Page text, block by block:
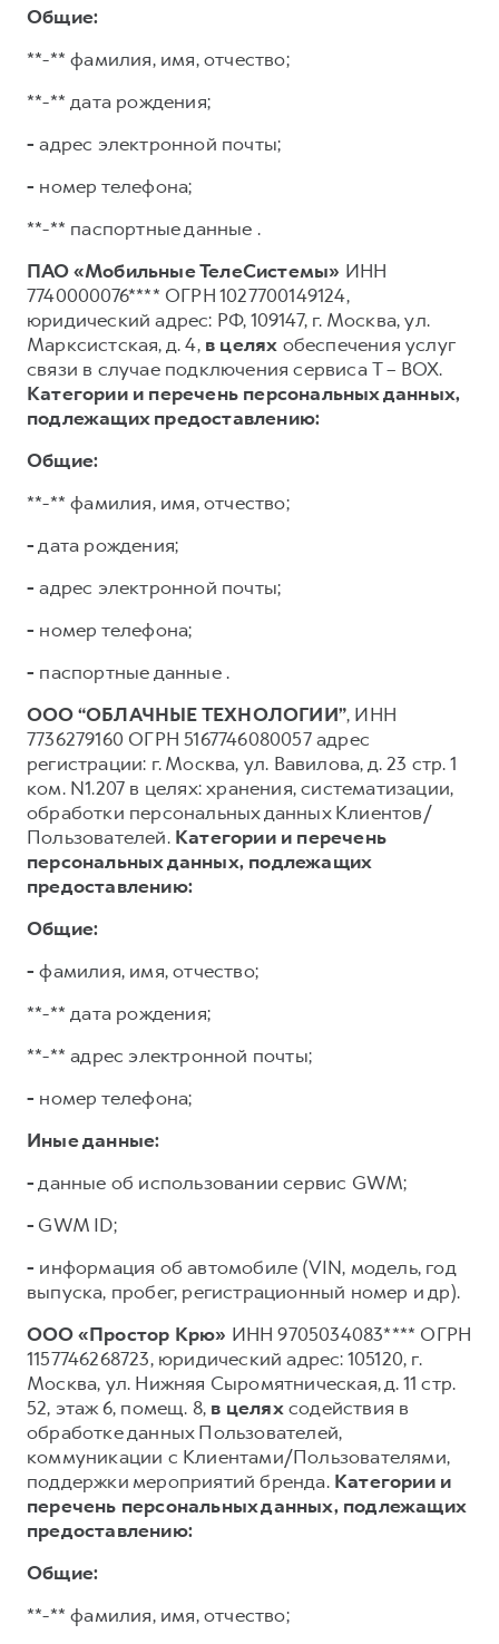
Общие:
**-** фамилия, имя, отчество;
**-** дата рождения;
- адрес электронной почты;
- номер телефона;
**-** паспортные данные .
ПАО «Мобильные ТелеСистемы» ИНН
7740000076**** ОГРН 1027700149124,
юридический адрес: РФ, 109147, г. Москва, ул.
Марксистская, д. 4, в целях обеспечения услуг
связи в случае подключения сервиса T – BOX.
Категории и перечень персональных данных,
подлежащих предоставлению:
Общие:
**-** фамилия, имя, отчество;
-дата рождения;
- адрес электронной почты;
- номер телефона;
- паспортные данные .
ООО “ОБЛАЧНЫЕ ТЕХНОЛОГИИ”, ИНН
7736279160 ОГРН 5167746080057 адрес
регистрации: г. Москва, ул. Вавилова, д. 23 стр. 1
ком. N1.207 в целях: хранения, систематизации,
обработки персональных данных Клиентов/
Пользователей. Категории и перечень
персональных данных, подлежащих
предоставлению:
Общие:
- фамилия, имя, отчество;
**-** дата рождения;
**-** адрес электронной почты;
- номер телефона;
Иные данные:
-данные об использовании сервис GWM;
- GWM ID;
- информация об автомобиле (VIN, модель, год
выпуска, пробег, регистрационный номер и др).
ООО «Простор Крю» ИНН 9705034083**** ОГРН
1157746268723, юридический адрес: 105120, г.
Москва, ул. Нижняя Сыромятническая, д. 11 стр.
52, этаж 6, помещ. 8, в целяхсодействия в
обработке данных Пользователей,
коммуникации с Клиентами/Пользователями,
поддержки мероприятий бренда. Категории и
перечень персональных данных, подлежащих
предоставлению:
Общие:
**-** фамилия, имя, отчество;